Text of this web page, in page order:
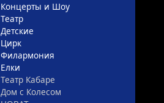
Концерты и Шоу
Театр
Детские
Цирк
Филармония
Елки
Театр Кабаре
Дом с Колесом